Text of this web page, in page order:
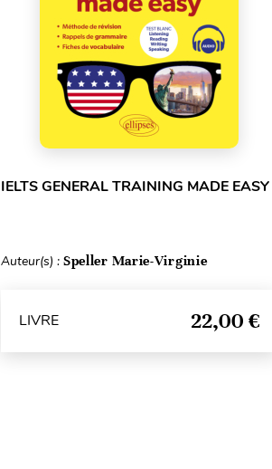
IELTS GENERAL TRAINING MADE EASY
Auteur(s) : Speller Marie-Virginie
LIVRE 22,00 €